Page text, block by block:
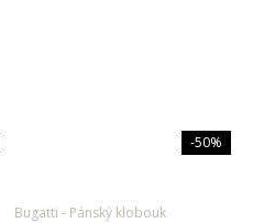
-50%
Bugatti
Pánský klobouk